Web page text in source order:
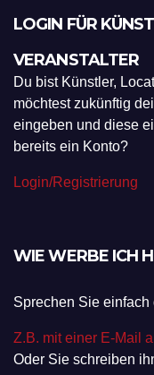
LOGIN FÜR
VERANSTALTER
Du bist Künstler,
möchtest zukünftig
eingeben und diese
bereits ein Konto?
Login/Registrierung
WIE WERBE ICH
Sprechen Sie einfach
Z.B. mit einer E-Mail
Oder Sie schreiben